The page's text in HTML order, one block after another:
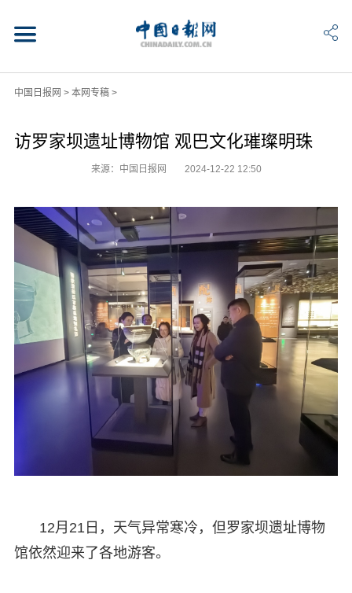
中国日报网 > 本网专稿>
访罗家坝遗址博物馆 观巴文化璀璨明珠
来源：中国日报网 2024-12-22 12:50
12月21日，天气异常寒冷，但罗家坝遗址博物
馆依然迎来了各地游客。